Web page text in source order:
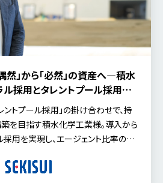
然」から「必然」の資産へ―積水
ル採用とタレントプール採用の
レントプール採用」の掛け合わせで、持
を目指す積水化学工業様。導入から
用を実現し、エージェント比率の低
人事部の塚越氏にお話を伺いました。